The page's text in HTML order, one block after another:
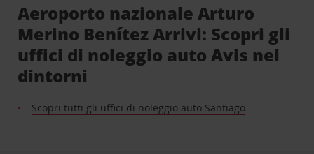
Aeroporto nazionale Arturo
Merino Benítez Arrivi: Scopri gli
uffici di noleggio auto Avis nei
dintorni
Scopri tutti gli uffici di noleggio auto Santiago